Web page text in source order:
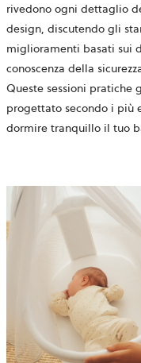
rivedono ogni dettaglio
design, discutendo gli
miglioramenti basati sui
conoscenza della
Queste sessioni pratiche
progettato secondo i più
dormire tranquillo il tuo